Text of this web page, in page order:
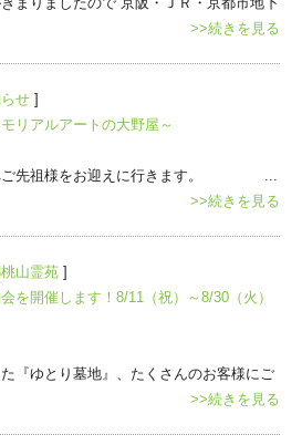
>>続きを見る
せ ]
リアルアートの大野屋～
へご先祖様をお迎えに行きます。 ...
>>続きを見る
山霊苑 ]
を開催します！8/11（祝）～8/30（火）
『ゆとり墓地』、たくさんのお客様にご
>>続きを見る